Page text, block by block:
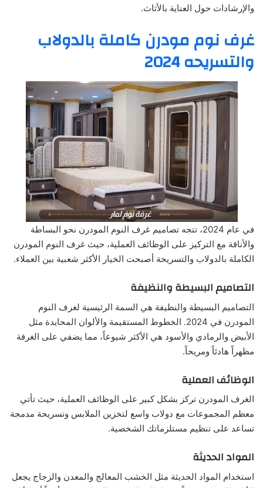
والإرشادات حول العناية بالأثاث.
غرف نوم مودرن كاملة بالدولاب
والتسريحه 2024
في عام 2024، تتجه تصاميم غرف النوم المودرن نحو البساطة
والأناقة مع التركيز على الوظائف العملية، حيث غرف النوم المودرن
الكاملة بالدولاب والتسريحة أصبحت الخيار الأكثر شعبية بين العملاء.
التصاميم البسيطة والنظيفة
التصاميم البسيطة والنظيفة هي السمة الرئيسية لغرف النوم
المودرن في 2024. الخطوط المستقيمة والألوان المحايدة مثل
الأبيض والرمادي والأسود هي الأكثر شيوعاً، مما يضفي على الغرفة
مظهراً هادئاً ومريحاً.
الوظائف العملية
الغرف المودرن تركز بشكل كبير على الوظائف العملية، حيث تأتي
معظم المجموعات مع دولاب واسع لتخزين الملابس وتسريحة مدمجة
تساعد على تنظيم مستلزماتك الشخصية.
المواد الحديثة
استخدام المواد الحديثة مثل الخشب المعالج والمعدن والزجاج يجعل